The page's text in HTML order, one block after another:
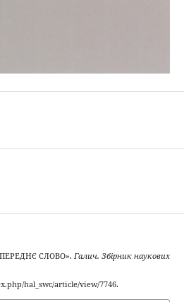
СЛОВО». Галич. Збірник наукових
hal_swc/article/view/7746.